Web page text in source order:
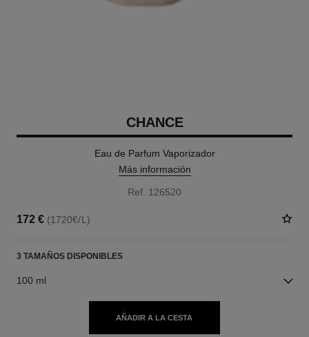
CHANCE
Eau de Parfum Vaporizador
Más información
Ref. 126520
172 € (1720€/L)
3 TAMAÑOS DISPONIBLES
100 ml
AÑADIR A LA CESTA